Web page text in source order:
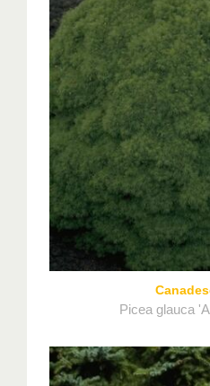
Picea glauca